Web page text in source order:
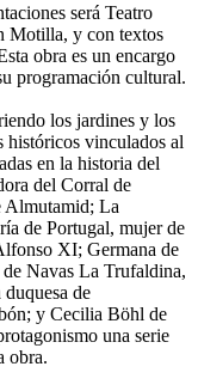
será Teatro
Motilla, y con textos
obra es un encargo
programación cultural.
los jardines y los
históricos vinculados al
en la historia del
del Corral de
Almutamid; La
de Portugal, mujer de
XI; Germana de
Navas La Trufaldina,
de
y Cecilia Böhl de
una serie
obra.